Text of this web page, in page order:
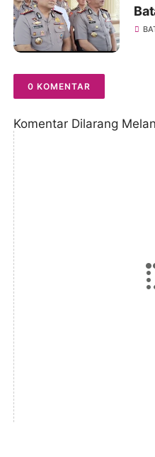
0 KOMENTAR
Komentar Dilarang